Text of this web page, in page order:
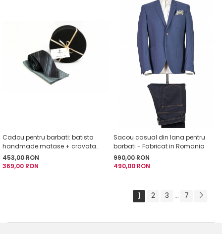
Cadou pentru barbati: batista
handmade matase + cravata
handmade matase
453,00 RON
369,00 RON
Sacou casual din lana pentru
barbati - Fabricat in Romania
990,00 RON
490,00 RON
1 2 3 ... 7